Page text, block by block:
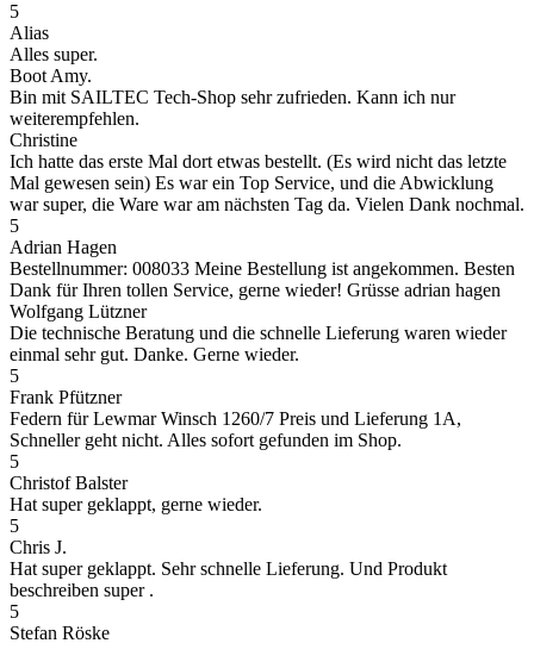
5
Alias
Alles super.
Boot Amy.
Bin mit SAILTEC Tech-Shop sehr zufrieden. Kann ich nur
weiterempfehlen.
Christine
Ich hatte das erste Mal dort etwas bestellt. (Es wird nicht das letzte
Mal gewesen sein) Es war ein Top Service, und die Abwicklung
war super, die Ware war am nächsten Tag da. Vielen Dank nochmal.
5
Adrian Hagen
Bestellnummer: 008033 Meine Bestellung ist angekommen. Besten
Dank für Ihren tollen Service, gerne wieder! Grüsse adrian hagen
Wolfgang Lützner
Die technische Beratung und die schnelle Lieferung waren wieder
einmal sehr gut. Danke. Gerne wieder.
5
Frank Pfützner
Federn für Lewmar Winsch 1260/7 Preis und Lieferung 1A,
Schneller geht nicht. Alles sofort gefunden im Shop.
5
Christof Balster
Hat super geklappt, gerne wieder.
5
Chris J.
Hat super geklappt. Sehr schnelle Lieferung. Und Produkt
beschreiben super .
5
Stefan Röske